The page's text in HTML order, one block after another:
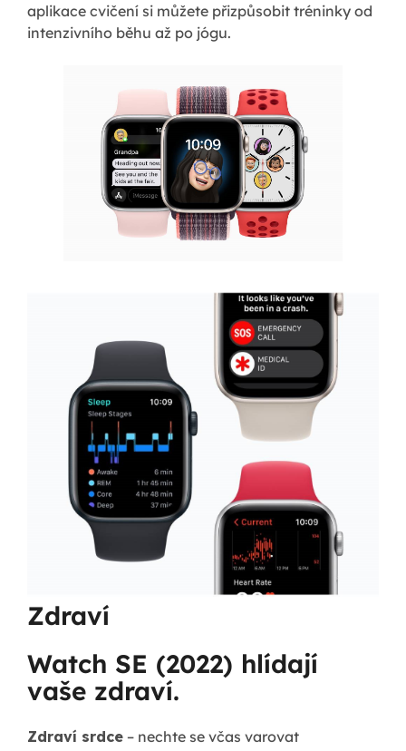
aplikace cvičení si můžete přizpůsobit tréninky od
intenzivního běhu až po jógu.
Zdraví
Watch SE (2022) hlídají
vaše zdraví.
Zdraví srdce – nechte se včas varovat